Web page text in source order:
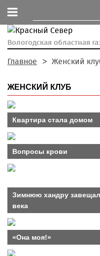
Вологодская областная
Главное Женский
ЖЕНСКИЙ КЛУБ
Квартира стала домом
Вопросы крови
Зимнюю хандру
века
«Она моя!»